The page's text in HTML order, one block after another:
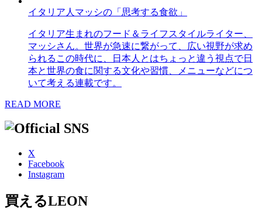
イタリア人マッシの「思考する食欲」
イタリア生まれのフード＆ライフスタイルライター、
マッシさん。世界が急速に繋がって、広い視野が求め
られるこの時代に、日本人とはちょっと違う視点で日
本と世界の食に関する文化や習慣、メニューなどにつ
いて考える連載です。
READ MORE
X
Facebook
Instagram
買えるLEON